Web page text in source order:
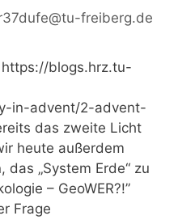
freiberg.de
https://blogs.hrz.tu-
in-advent/2-advent-
das zweite Licht
heute außerdem
„System Erde“ zu
– GeoWER?!”
Frage